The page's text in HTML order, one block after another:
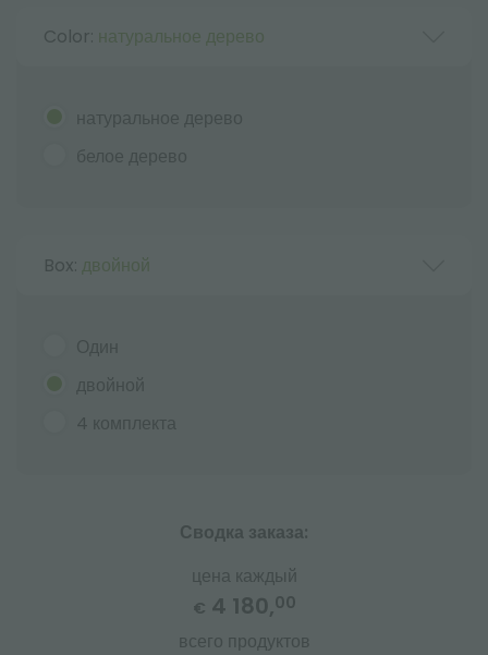
Color: натуральное дерево
натуральное дерево
белое дерево
Box: двойной
Один
двойной
4 комплекта
Сводка заказа:
цена каждый
€ 4 180,00
всего продуктов